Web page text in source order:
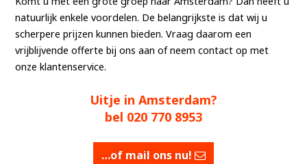
natuurlijk enkele voordelen. De belangrijkste is dat wij u
scherpere prijzen kunnen bieden. Vraag daarom een
vrijblijvende offerte bij ons aan of neem contact op met
onze klantenservice.
Uitje in Amsterdam?
bel 020 770 8953
…of mail ons nu!